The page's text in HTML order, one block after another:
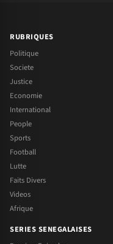
RUBRIQUES
Politique
Societe
Justice
Economie
International
People
Sports
Football
Lutte
Faits Divers
Videos
Afrique
SERIES SENEGALAISES